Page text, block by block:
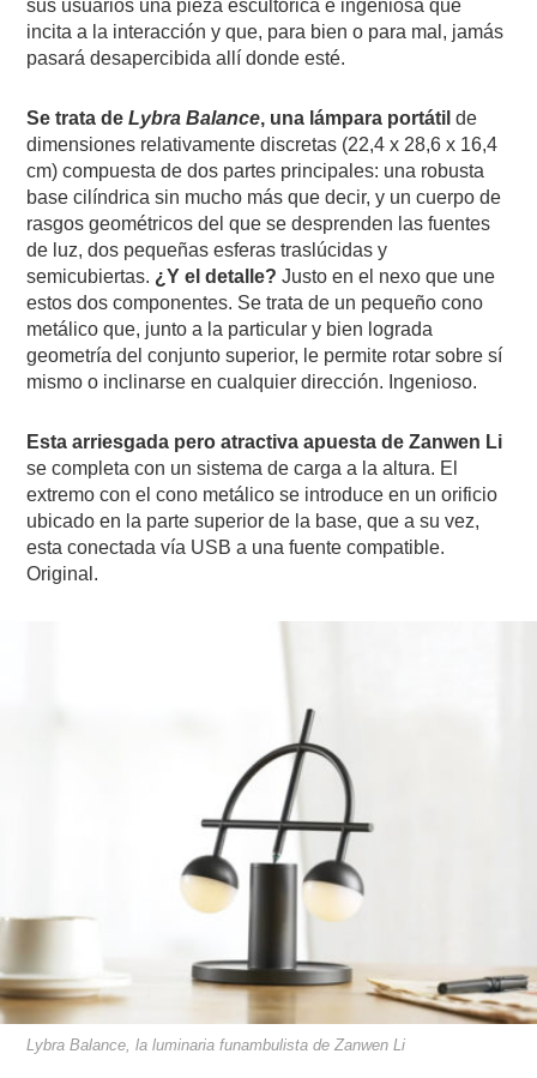
sus usuarios una pieza escultórica e ingeniosa que
incita a la interacción y que, para bien o para mal, jamás
pasará desapercibida allí donde esté.
Se trata de Lybra Balance, una lámpara portátil de
dimensiones relativamente discretas (22,4 x 28,6 x 16,4
cm) compuesta de dos partes principales: una robusta
base cilíndrica sin mucho más que decir, y un cuerpo de
rasgos geométricos del que se desprenden las fuentes
de luz, dos pequeñas esferas traslúcidas y
semicubiertas. ¿Y el detalle? Justo en el nexo que une
estos dos componentes. Se trata de un pequeño cono
metálico que, junto a la particular y bien lograda
geometría del conjunto superior, le permite rotar sobre sí
mismo o inclinarse en cualquier dirección. Ingenioso.
Esta arriesgada pero atractiva apuesta de Zanwen Li
se completa con un sistema de carga a la altura. El
extremo con el cono metálico se introduce en un orificio
ubicado en la parte superior de la base, que a su vez,
esta conectada vía USB a una fuente compatible.
Original.
Lybra Balance, la luminaria funambulista de Zanwen Li